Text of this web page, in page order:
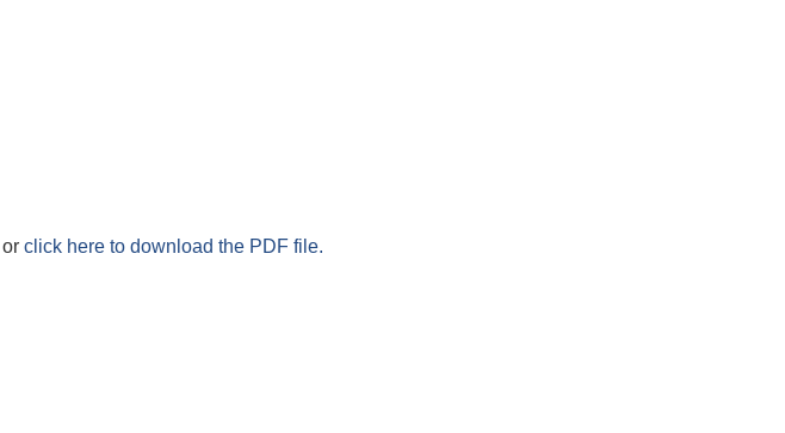
or click here to download the PDF file.